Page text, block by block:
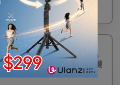
BCITY 919T 一對多超長待機
無線導遊講解器套裝 - 1拖100
套裝 | 智慧降噪高清音質 | 一鍵
對碼開機即用 | 支持多對多獨
立講解